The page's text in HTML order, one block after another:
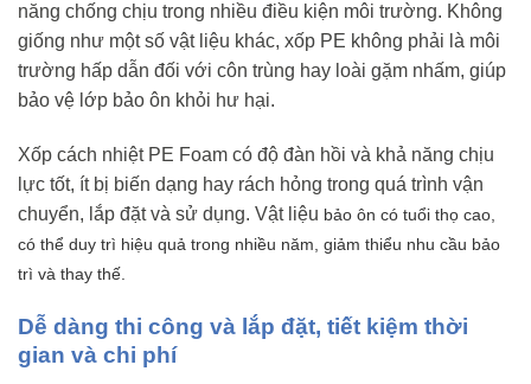
năng chống chịu trong nhiều điều kiện môi trường. Không
giống như một số vật liệu khác, xốp PE không phải là môi
trường hấp dẫn đối với côn trùng hay loài gặm nhấm, giúp
bảo vệ lớp bảo ôn khỏi hư hại.
Xốp cách nhiệt PE Foam có độ đàn hồi và khả năng chịu
lực tốt, ít bị biến dạng hay rách hỏng trong quá trình vận
chuyển, lắp đặt và sử dụng. Vật liệu bảo ôn có tuổi thọ cao,
có thể duy trì hiệu quả trong nhiều năm, giảm thiểu nhu cầu bảo
trì và thay thế.
Dễ dàng thi công và lắp đặt, tiết kiệm thời
gian và chi phí